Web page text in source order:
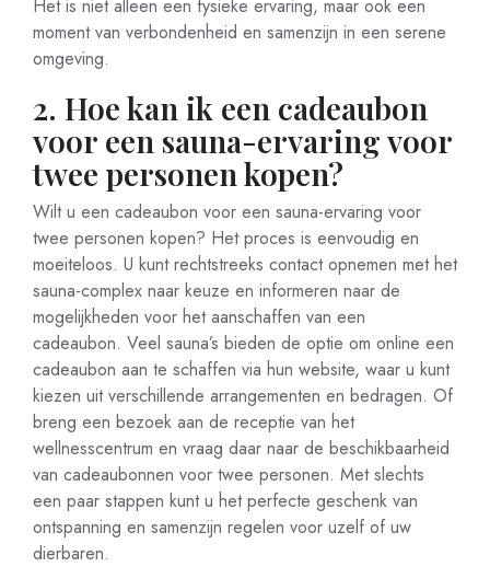
Het is niet alleen een fysieke ervaring, maar ook een
moment van verbondenheid en samenzijn in een serene
omgeving.
2. Hoe kan ik een cadeaubon
voor een sauna-ervaring voor
twee personen kopen?
Wilt u een cadeaubon voor een sauna-ervaring voor
twee personen kopen? Het proces is eenvoudig en
moeiteloos. U kunt rechtstreeks contact opnemen met het
sauna-complex naar keuze en informeren naar de
mogelijkheden voor het aanschaffen van een
cadeaubon. Veel sauna’s bieden de optie om online een
cadeaubon aan te schaffen via hun website, waar u kunt
kiezen uit verschillende arrangementen en bedragen. Of
breng een bezoek aan de receptie van het
wellnesscentrum en vraag daar naar de beschikbaarheid
van cadeaubonnen voor twee personen. Met slechts
een paar stappen kunt u het perfecte geschenk van
ontspanning en samenzijn regelen voor uzelf of uw
dierbaren.